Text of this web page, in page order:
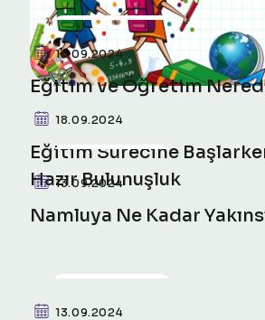
18.09.2024
Eğitim Sürecine
Hazır Bulunuşluk
PSIKO-SOSYAL
16.09.2024
Eğitim ve Öğretim
PSIKO-SOSYAL
13.09.2024
Namluya Ne Kadar
13.09.2024